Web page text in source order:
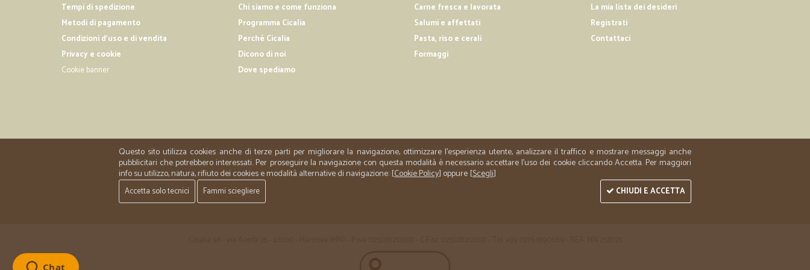
Il giorno successivo all'ordine il…
Il giorno successivo all'ordine il pacco è arrivato. Lo consiglio. Bravi complimenti
Tempi di spedizione
Metodi di pagamento
Condizioni d'uso e di vendita
Privacy e cookie
Cookie banner
Chi siamo e come funziona
Programma Cicalia
Perché Cicalia
Dicono di noi
Dove spediamo
Carne fresca e lavorata
Salumi e affettati
Pasta, riso e cerali
Formaggi
La mia lista dei desideri
Registrati
Contattaci
Questo sito utilizza cookies anche di terze parti per migliorare la navigazione, ottimizzare l'esperienza utente, analizzare il traffico e mostrare messaggi anche
pubblicitari che potrebbero interessati. Per proseguire la navigazione con questa modalità è necessario accettare l'uso dei cookie cliccando Accetta. Per maggiori
info su utilizzo, natura, rifiuto dei cookies e modalità alternative di navigazione: [Cookie Policy] oppure [Scegli]
Accetta solo tecnici Fammi sciegliere CHIUDI E ACCETTA